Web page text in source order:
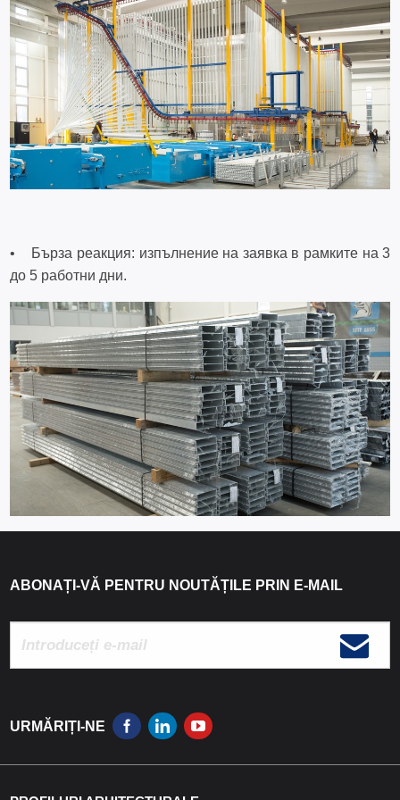
• Бърза реакция: изпълнение на заявка в рамките на 3
до 5 работни дни.
ABONAȚI-VĂ PENTRU NOUTĂȚILE PRIN E-MAIL
URMĂRIȚI-NE